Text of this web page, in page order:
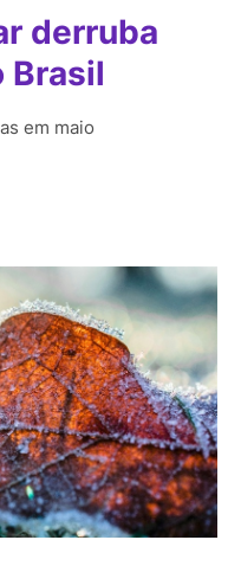
derruba
Brasil
em maio